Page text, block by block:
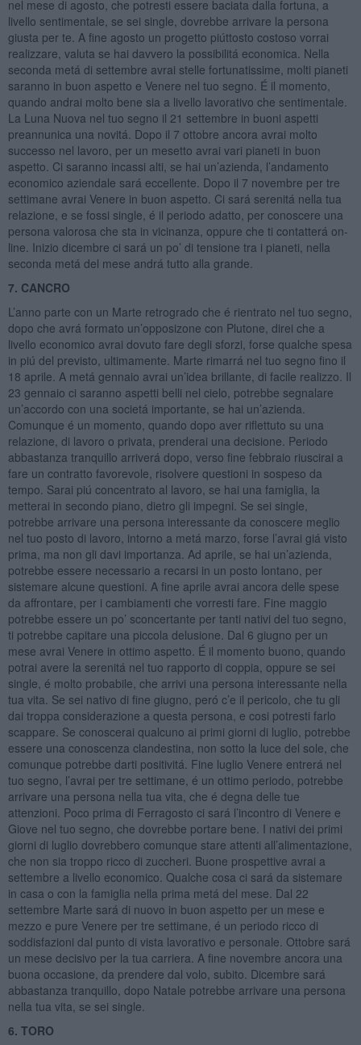
nel mese di agosto, che potresti essere baciata dalla fortuna, a
livello sentimentale, se sei single, dovrebbe arrivare la persona
giusta per te. A fine agosto un progetto piúttosto costoso vorrai
realizzare, valuta se hai davvero la possibilitá economica. Nella
seconda metá di settembre avrai stelle fortunatissime, molti pianeti
saranno in buon aspetto e Venere nel tuo segno. É il momento,
quando andrai molto bene sia a livello lavorativo che sentimentale.
La Luna Nuova nel tuo segno il 21 settembre in buoni aspetti
preannunica una novitá. Dopo il 7 ottobre ancora avrai molto
successo nel lavoro, per un mesetto avrai vari pianeti in buon
aspetto. Ci saranno incassi alti, se hai un’azienda, l’andamento
economico aziendale sará eccellente. Dopo il 7 novembre per tre
settimane avrai Venere in buon aspetto. Ci sará serenitá nella tua
relazione, e se fossi single, é il periodo adatto, per conoscere una
persona valorosa che sta in vicinanza, oppure che ti contatterá on-
line. Inizio dicembre ci sará un po’ di tensione tra i pianeti, nella
seconda metá del mese andrá tutto alla grande.
7. CANCRO
L’anno parte con un Marte retrogrado che é rientrato nel tuo segno,
dopo che avrá formato un’opposizone con Plutone, direi che a
livello economico avrai dovuto fare degli sforzi, forse qualche spesa
in piú del previsto, ultimamente. Marte rimarrá nel tuo segno fino il
18 aprile. A metá gennaio avrai un’idea brillante, di facile realizzo. Il
23 gennaio ci saranno aspetti belli nel cielo, potrebbe segnalare
un’accordo con una societá importante, se hai un’azienda.
Comunque é un momento, quando dopo aver riflettuto su una
relazione, di lavoro o privata, prenderai una decisione. Periodo
abbastanza tranquillo arriverá dopo, verso fine febbraio riuscirai a
fare un contratto favorevole, risolvere questioni in sospeso da
tempo. Sarai piú concentrato al lavoro, se hai una famiglia, la
metterai in secondo piano, dietro gli impegni. Se sei single,
potrebbe arrivare una persona interessante da conoscere meglio
nel tuo posto di lavoro, intorno a metá marzo, forse l’avrai giá visto
prima, ma non gli davi importanza. Ad aprile, se hai un’azienda,
potrebbe essere necessario a recarsi in un posto lontano, per
sistemare alcune questioni. A fine aprile avrai ancora delle spese
da affrontare, per i cambiamenti che vorresti fare. Fine maggio
potrebbe essere un po’ sconcertante per tanti nativi del tuo segno,
ti potrebbe capitare una piccola delusione. Dal 6 giugno per un
mese avrai Venere in ottimo aspetto. É il momento buono, quando
potrai avere la serenitá nel tuo rapporto di coppia, oppure se sei
single, é molto probabile, che arrivi una persona interessante nella
tua vita. Se sei nativo di fine giugno, peró c’e il pericolo, che tu gli
dai troppa considerazione a questa persona, e cosi potresti farlo
scappare. Se conoscerai qualcuno ai primi giorni di luglio, potrebbe
essere una conoscenza clandestina, non sotto la luce del sole, che
comunque potrebbe darti positivitá. Fine luglio Venere entrerá nel
tuo segno, l’avrai per tre settimane, é un ottimo periodo, potrebbe
arrivare una persona nella tua vita, che é degna delle tue
attenzioni. Poco prima di Ferragosto ci sará l’incontro di Venere e
Giove nel tuo segno, che dovrebbe portare bene. I nativi dei primi
giorni di luglio dovrebbero comunque stare attenti all’alimentazione,
che non sia troppo ricco di zuccheri. Buone prospettive avrai a
settembre a livello economico. Qualche cosa ci sará da sistemare
in casa o con la famiglia nella prima metá del mese. Dal 22
settembre Marte sará di nuovo in buon aspetto per un mese e
mezzo e pure Venere per tre settimane, é un periodo ricco di
soddisfazioni dal punto di vista lavorativo e personale. Ottobre sará
un mese decisivo per la tua carriera. A fine novembre ancora una
buona occasione, da prendere dal volo, subito. Dicembre sará
abbastanza tranquillo, dopo Natale potrebbe arrivare una persona
nella tua vita, se sei single.
6. TORO